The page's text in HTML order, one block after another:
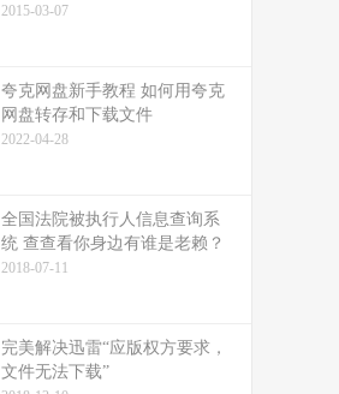
2015-03-07
夸克网盘新手教程 如何用夸克
网盘转存和下载文件
2022-04-28
全国法院被执行人信息查询系
统 查查看你身边有谁是老赖？
2018-07-11
完美解决迅雷“应版权方要求，
文件无法下载”